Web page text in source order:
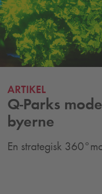
ARTIKEL
Q-Parks
byerne
En strategisk